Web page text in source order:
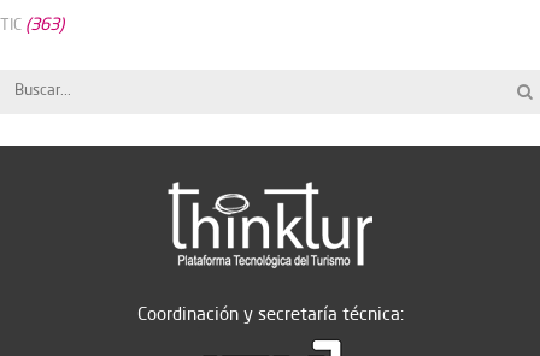
TIC (363)
Coordinación y secretaría técnica: